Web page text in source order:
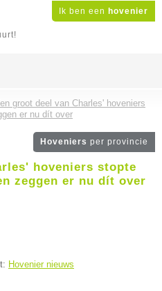
Ik ben een hovenier
groot deel van Charles' hoveniers
er nu dít over
Hoveniers per provincie
hoveniers stopte
zeggen er nu dít over
Hovenier nieuws